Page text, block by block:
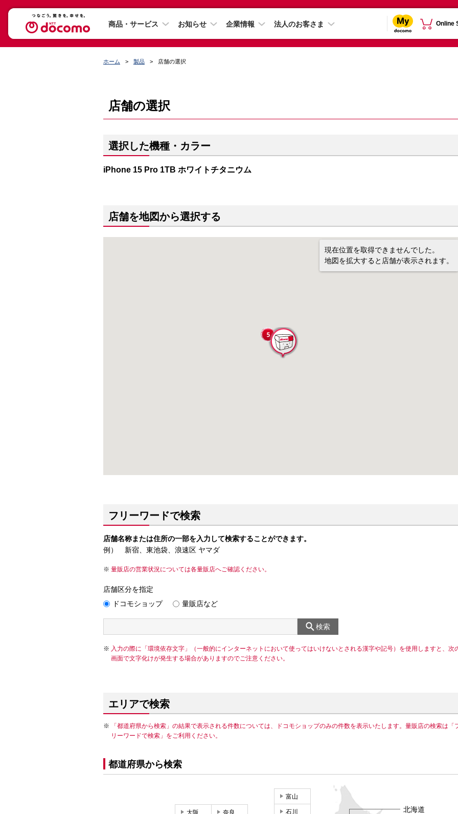
商品・サービス お知らせ 企業情報 法人のお客さま Online
ホーム 製品 店舗の選択
店舗の選択
選択した機種・カラー
iPhone 15 Pro 1TB ホワイトチタニウム
店舗を地図から選択する
現在位置を取得できませんでした。
地図を拡大すると店舗が表示されます。
フリーワードで検索
店舗名称または住所の一部を入力して検索することができます。
例） 新宿、東池袋、浪速区 ヤマダ
量販店の営業状況については各量販店へご確認ください。
店舗区分を指定
ドコモショップ
量販店など
検索
入力の際に「環境依存文字」（一般的にインターネットにおいて使ってはいけないとされる漢字や記号）を使用しますと、次
画面で文字化けが発生する場合がありますのでご注意ください。
エリアで検索
「都道府県から検索」の結果で表示される件数については、ドコモショップのみの件数を表示いたします。量販店の検索は「
リーワードで検索」をご利用ください。
都道府県から検索
北海道
富山
石川
大阪 奈良